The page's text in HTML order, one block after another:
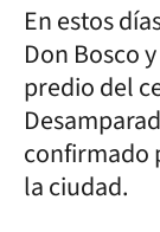
En estos
Don Bosco
predio del
confirmado
la ciudad.